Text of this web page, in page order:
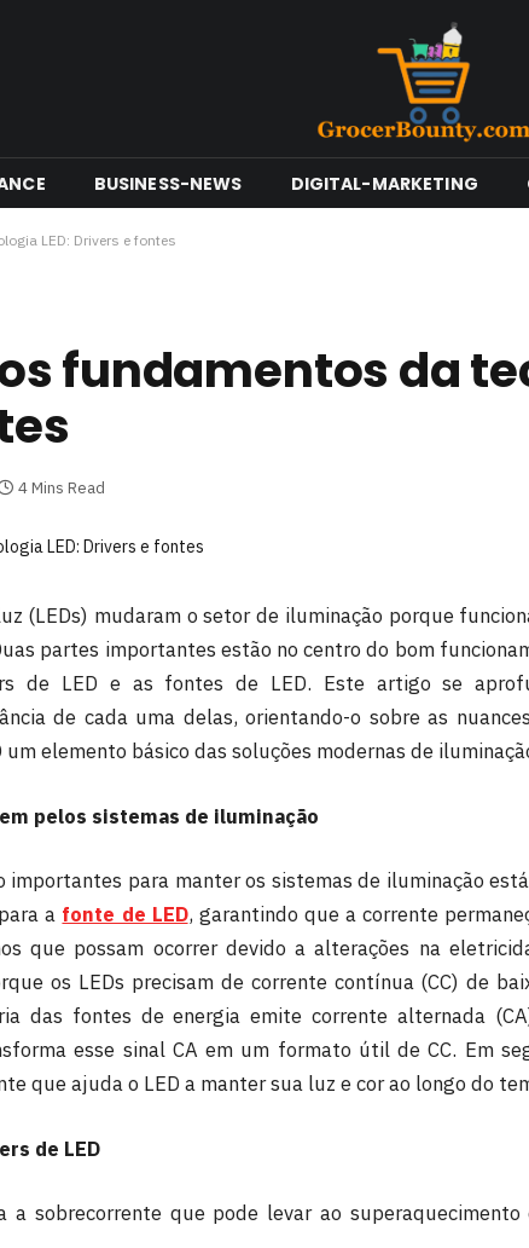
BUSINESS-NEWS DIGITAL-MARKETING
LED: Drivers e fontes
fundamentos da
4 Mins Read
(LEDs) mudaram o setor de iluminação porque
partes importantes estão no centro do bom
de LED e as fontes de LED. Este artigo se
de cada uma delas, orientando-o sobre as
elemento básico das soluções modernas de
pelos sistemas de iluminação
importantes para manter os sistemas de iluminação
a fonte de LED, garantindo que a corrente
que possam ocorrer devido a alterações na
os LEDs precisam de corrente contínua (CC) de
das fontes de energia emite corrente alternada
esse sinal CA em um formato útil de CC. Em
que ajuda o LED a manter sua luz e cor ao longo do
de LED
a sobrecorrente que pode levar ao